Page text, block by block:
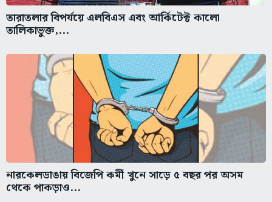
তারাতলার বিপর্যয়ে এলবিএস এবং আর্কিটেক্ট কালো
তালিকাভুক্ত,...
নারকেলডাঙায় বিজেপি কর্মী খুনে সাড়ে ৫ বছর পর অসম
থেকে পাকড়াও...